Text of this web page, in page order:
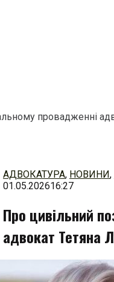
провадженні
АДВОКАТУРА, НОВИНИ,
01.05.202616:27
Про цивільний
адвокат Тетяна